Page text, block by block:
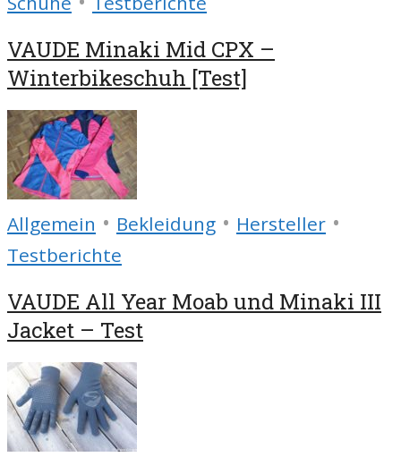
VAUDE Minaki Mid CPX –
Winterbikeschuh [Test]
Allgemein • Bekleidung • Hersteller •
Testberichte
VAUDE All Year Moab und Minaki III
Jacket – Test